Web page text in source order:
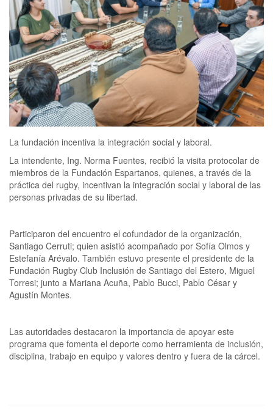
La fundación incentiva la integración social y laboral.
La intendente, Ing. Norma Fuentes, recibió la visita protocolar de
miembros de la Fundación Espartanos, quienes, a través de la
práctica del rugby, incentivan la integración social y laboral de las
personas privadas de su libertad.
Participaron del encuentro el cofundador de la organización,
Santiago Cerruti; quien asistió acompañado por Sofía Olmos y
Estefanía Arévalo. También estuvo presente el presidente de la
Fundación Rugby Club Inclusión de Santiago del Estero, Miguel
Torresi; junto a Mariana Acuña, Pablo Bucci, Pablo César y
Agustín Montes.
Las autoridades destacaron la importancia de apoyar este
programa que fomenta el deporte como herramienta de inclusión,
disciplina, trabajo en equipo y valores dentro y fuera de la cárcel.